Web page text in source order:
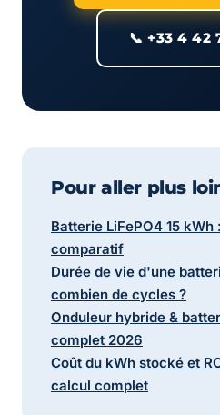
📞 +33 4 42
Pour aller plus
Batterie LiFePO4 15
comparatif
Durée de vie d'une
combien de cycles ?
Onduleur hybride &
complet 2026
Coût du kWh stocké et
calcul complet